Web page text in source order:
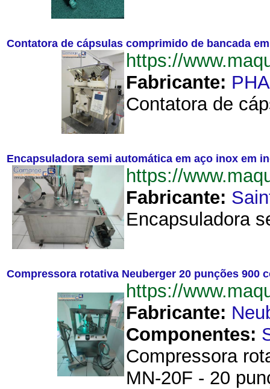
Contatora de cápsulas comprimido de bancada
https://
Fabricante:
Contatora de
Encapsuladora semi automática em aço inox em
https://
Fabricante:
Encapsuladora
Compressora rotativa Neuberger 20 punções 900
https://
Fabricante:
Componentes:
Compressora
MN-20F - 20